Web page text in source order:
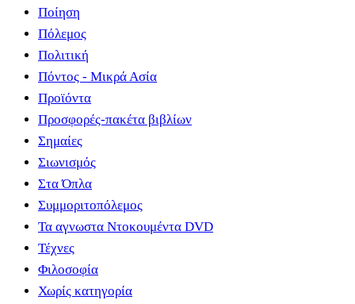
Ποίηση
Πόλεμος
Πολιτική
Πόντος - Μικρά Ασία
Προϊόντα
Προσφορές-πακέτα βιβλίων
Σημαίες
Σιωνισμός
Στα Όπλα
Συμμοριτοπόλεμος
Τα αγνωστα Ντοκουμέντα DVD
Τέχνες
Φιλοσοφία
Χωρίς κατηγορία